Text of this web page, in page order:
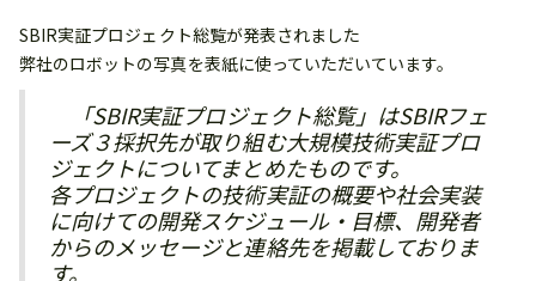
SBIR実証プロジェクト総覧が発表されました
弊社のロボットの写真を表紙に使っていただいています。
「SBIR実証プロジェクト総覧」はSBIRフェ
ーズ３採択先が取り組む大規模技術実証プロ
ジェクトについてまとめたものです。
各プロジェクトの技術実証の概要や社会実装
に向けての開発スケジュール・目標、開発者
からのメッセージと連絡先を掲載しておりま
す。